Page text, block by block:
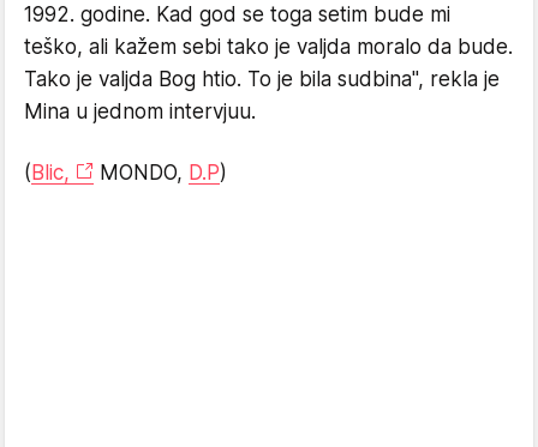
1992. godine. Kad god se toga setim bude mi
teško, ali kažem sebi tako je valjda moralo da bude.
Tako je valjda Bog htio. To je bila sudbina", rekla je
Mina u jednom intervjuu.
(Blic, MONDO, D.P)